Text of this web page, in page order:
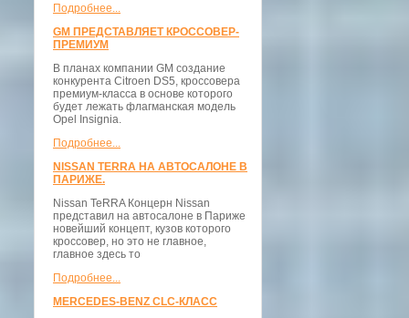
Подробнее...
GM ПРЕДСТАВЛЯЕТ КРОССОВЕР-
ПРЕМИУМ
В планах компании GM создание
конкурента Citroen DS5, кроссовера
премиум-класса в основе которого
будет лежать флагманская модель
Opel Insignia.
Подробнее...
NISSAN TERRA НА АВТОСАЛОНЕ В
ПАРИЖЕ.
Nissan TeRRA Концерн Nissan
представил на автосалоне в Париже
новейший концепт, кузов которого
кроссовер, но это не главное,
главное здесь то
Подробнее...
MERCEDES-BENZ CLC-КЛАСС